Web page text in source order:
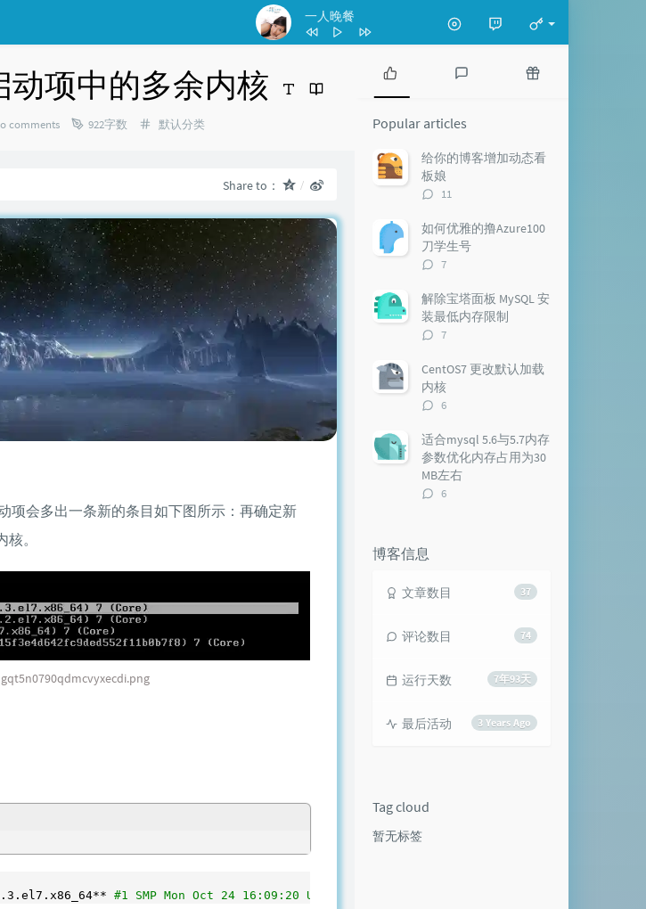
一人晚餐
动项中的多余内核
comments 922字数 Categories：
默认分类
Share to：
项会多出一条新的条目如下图所示：再确定新
。
. 3 .el7.x86_64** #1 SMP Mon Oct 24 16:09:20 UTC 2016 x86_64 x86_64 x86_64 GNU/Linux
P
p
u
l
a
a
r
t
c
l
t
e
s
o
m
m
n
t
d
o
r
Popular articles
给你的博客增加动态看
板娘
评
数：
11
如何优雅的撸Azure100
刀学生号
评
数：
7
解除宝塔面板 MySQL 安
装最低内存限制
评
数：
7
CentOS7 更改默认加载
内核
评
数：
6
适合mysql 5.6与5.7内存
参数优化内存占用为30
MB左右
评
6
博客信息
37
文章数目
74
评论数目
7年93天
运行天数
3 Years Ago
最后活动
Tag cloud
暂无标签